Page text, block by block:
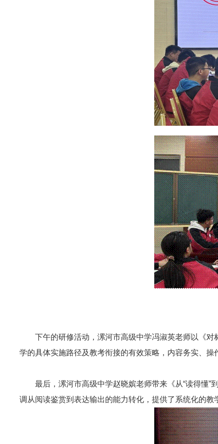
下午的研修活动，漯河市高级中学冯淑英老师以《
学的具体实施路径及教考衔接的有效策略，内容务实、操
最后，漯河市高级中学赵晓嫔老师带来《从“读得懂
调从阅读鉴赏到表达输出的能力转化，提供了系统化的